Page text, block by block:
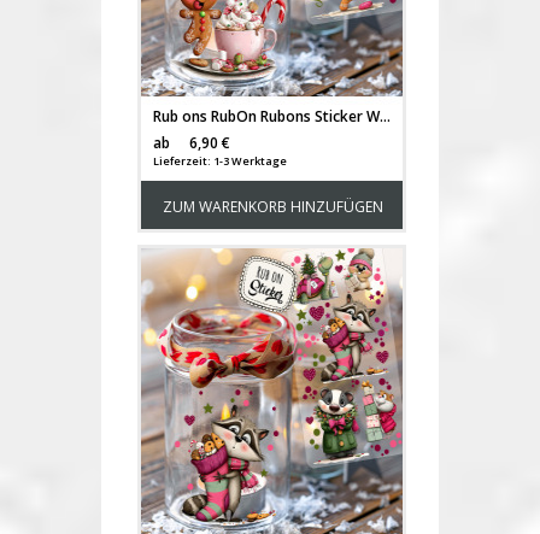
Rub ons RubOn Rubons Sticker Weihnachten Weihnachtssticker Weihnachtsmotive Lebkuchen Figuren Männer Wichtel Weihnachtswichtel Lebkuchenfiguren DIN lang rb44
ab
6,90 €
Lieferzeit: 1-3 Werktage
ZUM WARENKORB HINZUFÜGEN